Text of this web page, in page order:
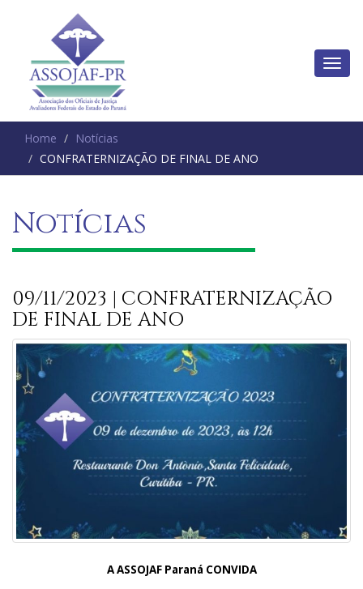
Home
Notícias
CONFRATERNIZAÇÃO DE FINAL DE ANO
Notícias
09/11/2023 | CONFRATERNIZAÇÃO
DE FINAL DE ANO
A ASSOJAF Paraná CONVIDA